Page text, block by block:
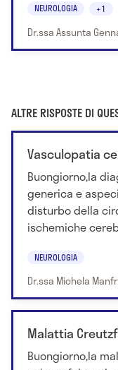
NEUROLOGIA +1
Dr.ssa Assunta
ALTRE RISPOSTE DI
Vasculopatia
Buongiorno,la
generica e
disturbo della
ischemiche
NEUROLOGIA
Dr.ssa Michela
Malattia
Buongiorno,la